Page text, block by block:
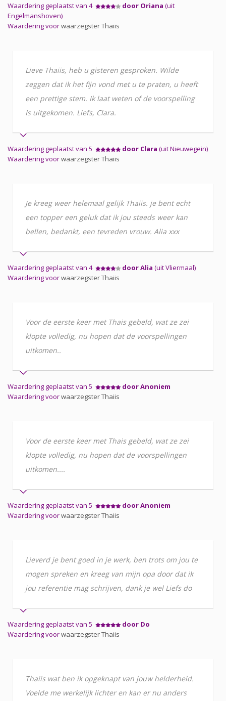
Waardering geplaatst van 4 door Oriana (uit
Engelmanshoven)
Waardering voorwaarzegster Thaiis
Lieve Thaiis, heb u gisteren gesproken. Wilde
zeggen dat ik het fijn vond met u te praten, u heeft
een prettige stem. Ik laat weten of de voorspelling
Is uitgekomen. Liefs, Clara.
Waardering geplaatst van 5 door Clara (uit Nieuwegein)
Waardering voorwaarzegster Thaiis
Je kreeg weer helemaal gelijk Thaiis. je bent echt
een topper een geluk dat ik jou steeds weer kan
bellen, bedankt, een tevreden vrouw. Alia xxx
Waardering geplaatst van 4 door Alia (uit Vliermaal)
Waardering voorwaarzegster Thaiis
Voor de eerste keer met Thais gebeld, wat ze zei
klopte volledig, nu hopen dat de voorspellingen
uitkomen..
Waardering geplaatst van 5
door Anoniem
Waardering voorwaarzegster Thaiis
Voor de eerste keer met Thais gebeld, wat ze zei
klopte volledig, nu hopen dat de voorspellingen
uitkomen....
Waardering geplaatst van 5
door Anoniem
Waardering voorwaarzegster Thaiis
Lieverd je bent goed in je werk, ben trots om jou te
mogen spreken en kreeg van mijn opa door dat ik
jou referentie mag schrijven, dank je wel Liefs do
Waardering geplaatst van 5
door Do
Waardering voorwaarzegster Thaiis
Thaiis wat ben ik opgeknapt van jouw helderheid.
Voelde me werkelijk lichter en kan er nu anders